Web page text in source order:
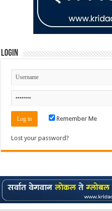
Login
Remember Me
Lost your password?